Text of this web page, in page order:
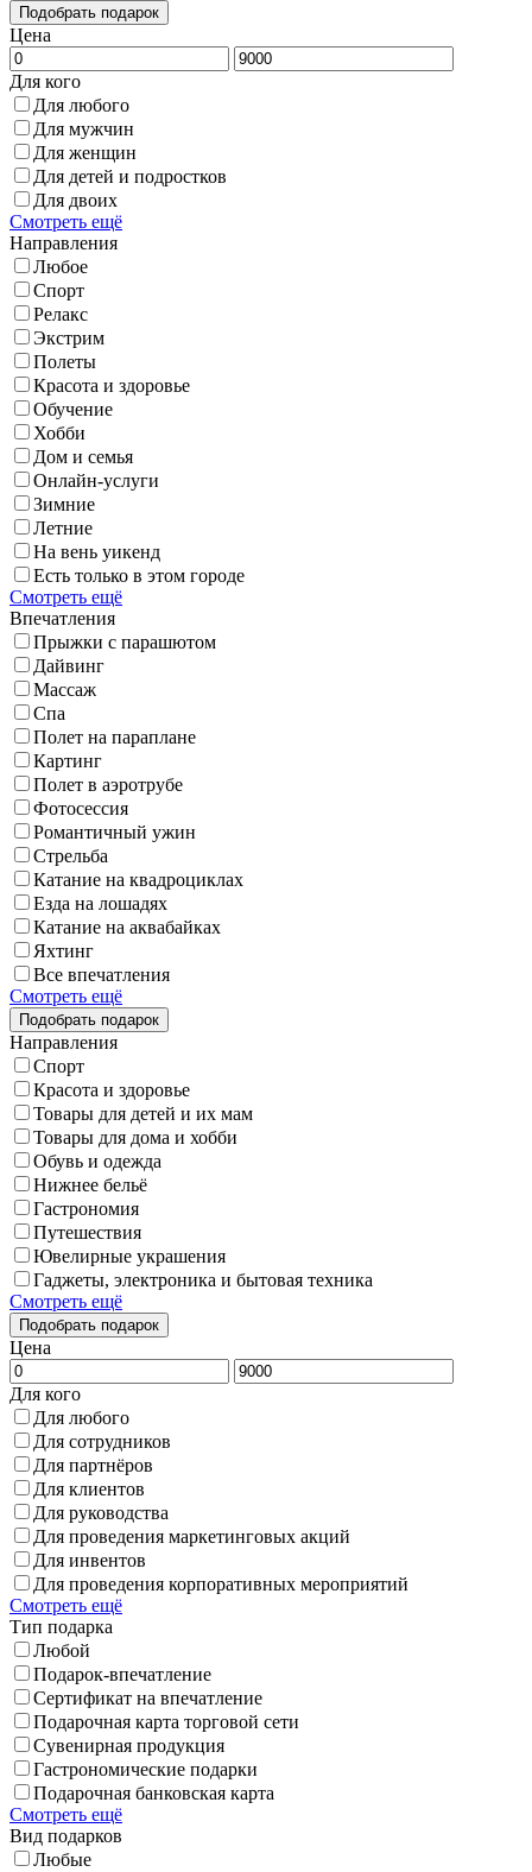
Цена
Для кого
Для любого
Для мужчин
Для женщин
Для детей и подростков
Для двоих
Смотреть ещё
Направления
Любое
Спорт
Релакс
Экстрим
Полеты
Красота и здоровье
Обучение
Хобби
Дом и семья
Онлайн-услуги
Зимние
Летние
На вень уикенд
Есть только в этом городе
Смотреть ещё
Впечатления
Прыжки с парашютом
Дайвинг
Массаж
Спа
Полет на параплане
Картинг
Полет в аэротрубе
Фотосессия
Романтичный ужин
Стрельба
Катание на квадроциклах
Езда на лошадях
Катание на аквабайках
Яхтинг
Все впечатления
Смотреть ещё
Направления
Спорт
Красота и здоровье
Товары для детей и их мам
Товары для дома и хобби
Обувь и одежда
Нижнее бельё
Гастрономия
Путешествия
Ювелирные украшения
Гаджеты, электроника и бытовая техника
Смотреть ещё
Цена
Для кого
Для любого
Для сотрудников
Для партнёров
Для клиентов
Для руководства
Для проведения маркетинговых акций
Для инвентов
Для проведения корпоративных мероприятий
Смотреть ещё
Тип подарка
Любой
Подарок-впечатление
Сертификат на впечатление
Подарочная карта торговой сети
Сувенирная продукция
Гастрономические подарки
Подарочная банковская карта
Смотреть ещё
Вид подарков
Любые